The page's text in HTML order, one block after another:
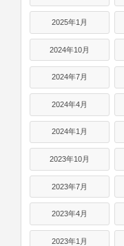
2025年1月
2024年10月
2024年7月
2024年4月
2024年1月
2023年10月
2023年7月
2023年4月
2023年1月